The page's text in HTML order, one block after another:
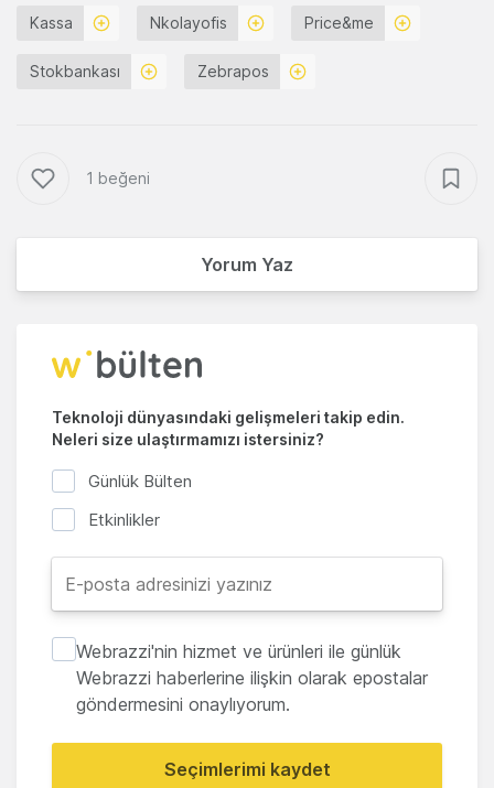
Kassa Nkolayofis Price&me
Stokbankası Zebrapos
1 beğeni
Yorum Yaz
Teknoloji dünyasındaki gelişmeleri takip edin.
Neleri size ulaştırmamızı istersiniz?
Günlük Bülten
Etkinlikler
Webrazzi'nin hizmet ve ürünleri ile günlük
Webrazzi haberlerine ilişkin olarak epostalar
göndermesini onaylıyorum.
Seçimlerimi kaydet